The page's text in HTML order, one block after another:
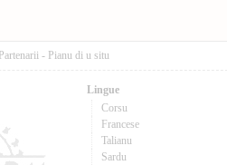
Partenarii - Pianu di u situ
Lingue
Corsu
Francese
Talianu
Sardu